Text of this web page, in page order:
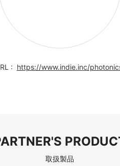
https://www.indie.inc/
取扱製品